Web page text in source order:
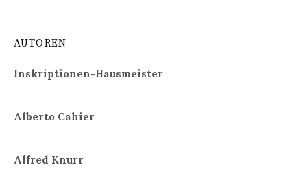
AUTOREN
Inskriptionen-Hausmeister
Alberto Cahier
Alfred Knurr